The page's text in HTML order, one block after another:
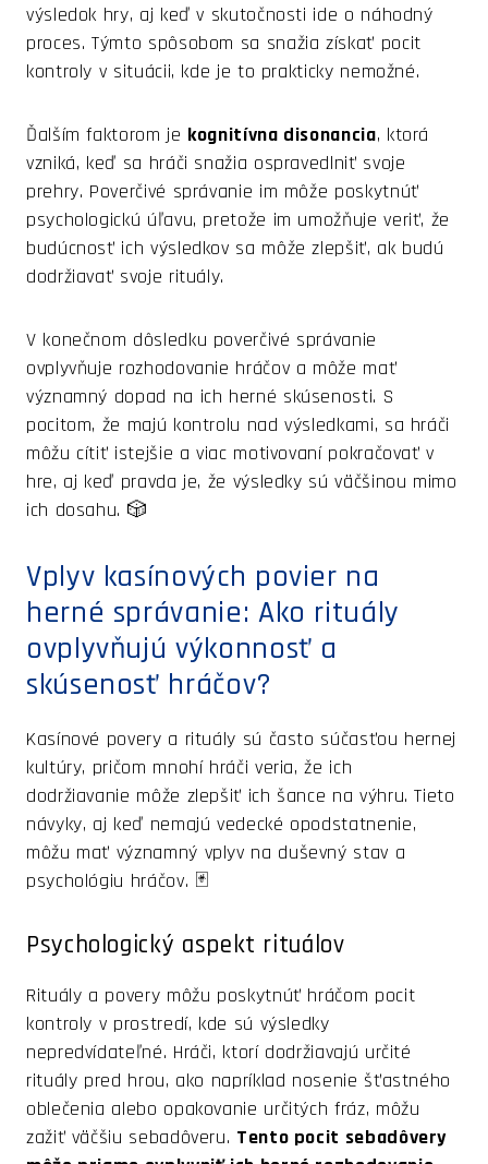
výsledok hry, aj keď v skutočnosti ide o náhodný
proces. Týmto spôsobom sa snažia získať pocit
kontroly v situácii, kde je to prakticky nemožné.
Ďalším faktorom je kognitívna disonancia, ktorá
vzniká, keď sa hráči snažia ospravedlniť svoje
prehry. Poverčivé správanie im môže poskytnúť
psychologickú úľavu, pretože im umožňuje veriť, že
budúcnosť ich výsledkov sa môže zlepšiť, ak budú
dodržiavať svoje rituály.
V konečnom dôsledku poverčivé správanie
ovplyvňuje rozhodovanie hráčov a môže mať
významný dopad na ich herné skúsenosti. S
pocitom, že majú kontrolu nad výsledkami, sa hráči
môžu cítiť istejšie a viac motivovaní pokračovať v
hre, aj keď pravda je, že výsledky sú väčšinou mimo
ich dosahu. 🎲
Vplyv kasínových povier na
herné správanie: Ako rituály
ovplyvňujú výkonnosť a
skúsenosť hráčov?
Kasínové povery a rituály sú často súčasťou hernej
kultúry, pričom mnohí hráči veria, že ich
dodržiavanie môže zlepšiť ich šance na výhru. Tieto
návyky, aj keď nemajú vedecké opodstatnenie,
môžu mať významný vplyv na duševný stav a
psychológiu hráčov. 🃏
Psychologický aspekt rituálov
Rituály a povery môžu poskytnúť hráčom pocit
kontroly v prostredí, kde sú výsledky
nepredvídateľné. Hráči, ktorí dodržiavajú určité
rituály pred hrou, ako napríklad nosenie šťastného
oblečenia alebo opakovanie určitých fráz, môžu
zažiť väčšiu sebadôveru. Tento pocit sebadôvery